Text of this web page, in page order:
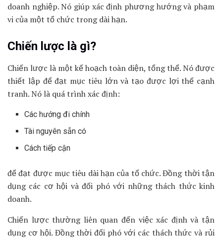
doanh nghiệp. Nó giúp xác định phương hướng và phạm
vi của một tổ chức trong dài hạn.
Chiến lược là gì?
Chiến lược là một kế hoạch toàn diện, tổng thể. Nó được
thiết lập để đạt mục tiêu lớn và tạo được lợi thế cạnh
tranh. Nó là quá trình xác định:
Các hướng đi chính
Tài nguyên sẵn có
Cách tiếp cận
để đạt được mục tiêu dài hạn của tổ chức. Đồng thời tận
dụng các cơ hội và đối phó với những thách thức kinh
doanh.
Chiến lược thường liên quan đến việc xác định và tận
dụng cơ hội. Đồng thời đối phó với các thách thức và rủi